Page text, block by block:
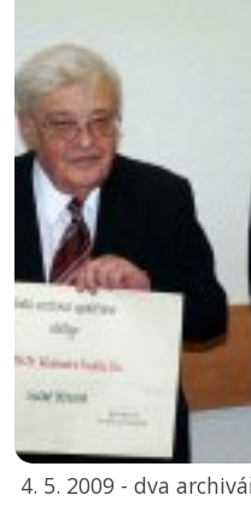
4. 5. 2009 - dva